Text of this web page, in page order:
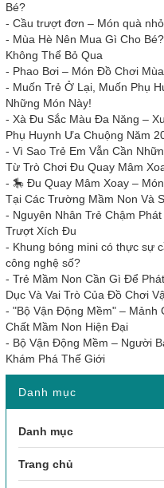
Bé?
- Cầu trượt đơn – Món quà
- Mùa Hè Nên Mua Gì Cho
Không Thể Bỏ Qua
- Phao Bơi – Món Đồ Chơi
- Muốn Trẻ Ở Lại, Muốn Phụ
Những Món Này!
- Xà Đu Sắc Màu Đa Năng –
Phụ Huynh Ưa Chuộng Năm
- Vì Sao Trẻ Em Vẫn Cần
Từ Trò Chơi Đu Quay Mâm
- 🎠 Đu Quay Mâm Xoay –
Tại Các Trường Mầm Non Và
- Nguyên Nhân Trẻ Chậm
Trượt Xích Đu
- Khung bóng mini có thực sự
công nghệ số?
- Trẻ Mầm Non Cần Gì Để
Dục Và Vai Trò Của Đồ Chơi
- "Bộ Vận Động Mềm" – Mảnh
Chất Mầm Non Hiện Đại
- Bộ Vận Động Mềm – Người
Khám Phá Thế Giới
Danh mục
Danh mục
Trang chủ